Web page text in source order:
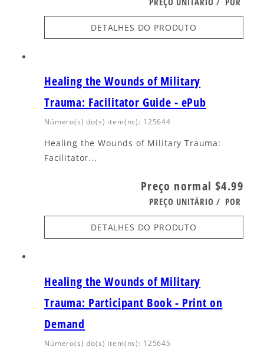
DETALHES DO PRODUTO
Healing the Wounds of Military
Trauma: Facilitator Guide - ePub
Número(s) do(s) item(ns): 125644
Healing the Wounds of Military Trauma:
Facilitator...
Preço normal $4.99
PREÇO UNITÁRIO / POR
DETALHES DO PRODUTO
Healing the Wounds of Military
Trauma: Participant Book - Print on
Demand
Número(s) do(s) item(ns): 125645